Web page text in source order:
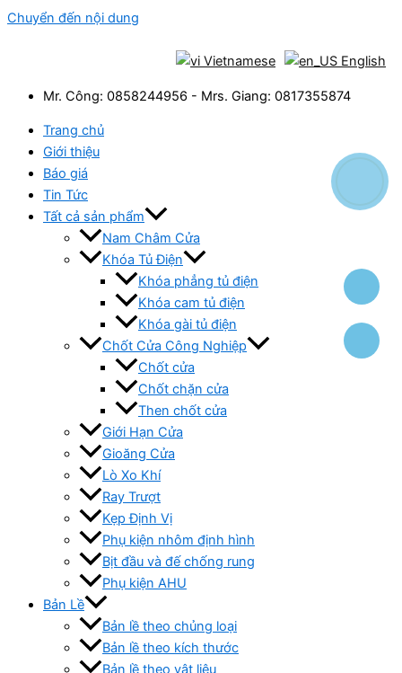
Chuyển đến nội dung
Vietnamese English
Mr. Công: 0858244956 - Mrs. Giang: 0817355874
Trang chủ
Giới thiệu
Báo giá
Tin Tức
Tất cả sản phẩm
Nam Châm Cửa
Khóa Tủ Điện
Khóa phẳng tủ điện
Khóa cam tủ điện
Khóa gài tủ điện
Chốt Cửa Công Nghiệp
Chốt cửa
Chốt chặn cửa
Then chốt cửa
Giới Hạn Cửa
Gioăng Cửa
Lò Xo Khí
Ray Trượt
Kẹp Định Vị
Phụ kiện nhôm định hình
Bịt đầu và đế chống rung
Phụ kiện AHU
Bản Lề
Bản lề theo chủng loại
Bản lề theo kích thước
Bản lề theo vật liệu